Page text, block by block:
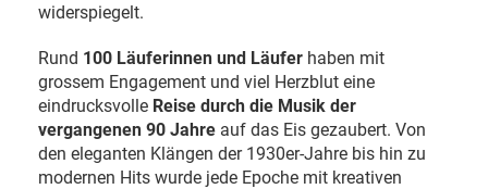
widerspiegelt.
Rund 100 Läuferinnen und Läufer haben mit
grossem Engagement und viel Herzblut eine
eindrucksvolle Reise durch die Musik der
vergangenen 90 Jahre auf das Eis gezaubert. Von
den eleganten Klängen der 1930er-Jahre bis hin zu
modernen Hits wurde jede Epoche mit kreativen